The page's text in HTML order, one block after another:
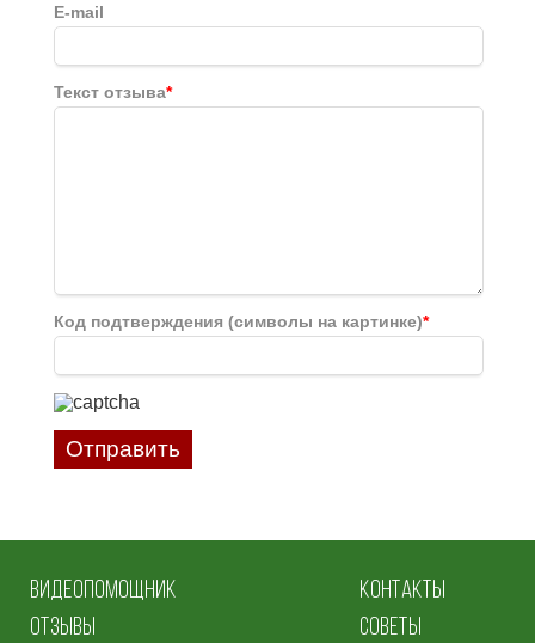
E-mail
Текст отзыва*
Код подтверждения (символы на картинке)*
Отправить
ВИДЕОПОМОЩНИК
ОТЗЫВЫ
КОНТАКТЫ
СОВЕТЫ